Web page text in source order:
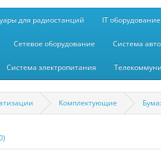
для радиостанций IT оборудование
Сетевое оборудование Система
Система электропитания
Комплектующие